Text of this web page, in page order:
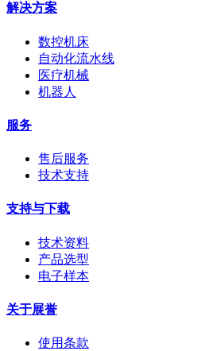
解决方案
数控机床
自动化流水线
医疗机械
机器人
服务
售后服务
技术支持
支持与下载
技术资料
产品选型
电子样本
关于展誉
使用条款